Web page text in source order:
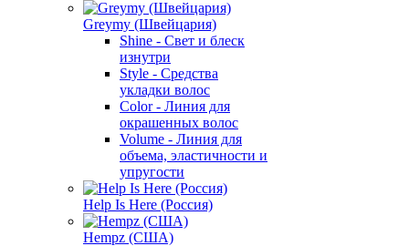
Greymy (Швейцария)
Shine - Свет и блеск
изнутри
Style - Средства
укладки волос
Color - Линия для
окрашенных волос
Volume - Линия для
объема, эластичности и
упругости
Help Is Here (Россия)
Hempz (США)